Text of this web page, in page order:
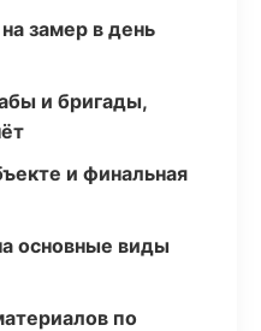
замер в день
и бригады,
и финальная
основные виды
по